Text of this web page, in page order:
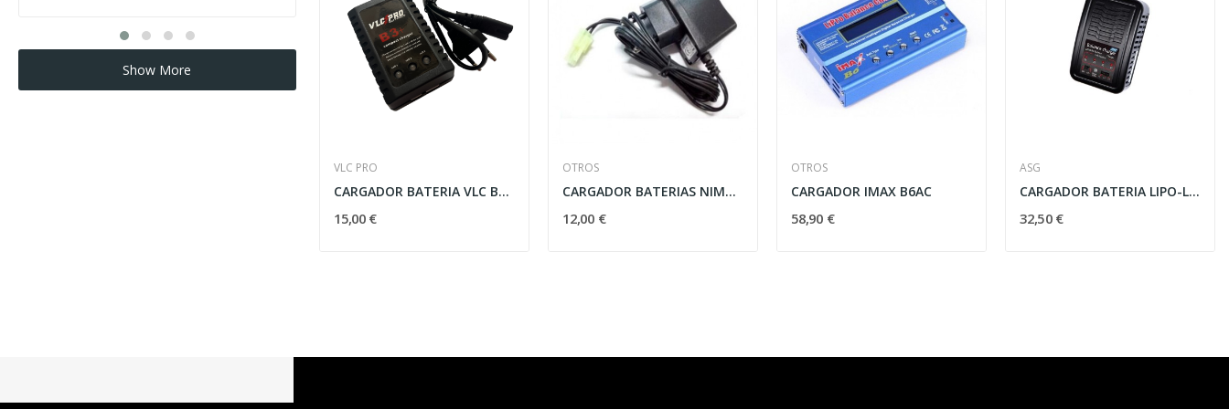
Show More
VLC PRO
CARGADOR BATERIA VLC BALENCEADOR PRO B3 PLUS...
15,00 €
OTROS
CARGADOR BATERIAS NIMH / RC
12,00 €
OTROS
CARGADOR IMAX B6AC
58,90 €
ASG
CARGADOR BATERIA LIPO-LIFE ASG
32,50 €